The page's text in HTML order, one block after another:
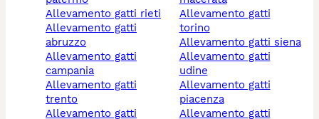
allevamento gatti rieti
allevamento gatti
abruzzo
allevamento gatti
campania
allevamento gatti
trento
allevamento gatti
allevamento gatti
torino
allevamento gatti siena
allevamento gatti
udine
allevamento gatti
piacenza
allevamento gatti